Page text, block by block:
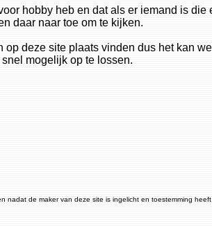
hobby heb en dat als er iemand is
daar naar toe om te kijken.
deze site plaats vinden dus het kan
mogelijk op te lossen.
nadat de maker van deze site is ingelicht en toestemming